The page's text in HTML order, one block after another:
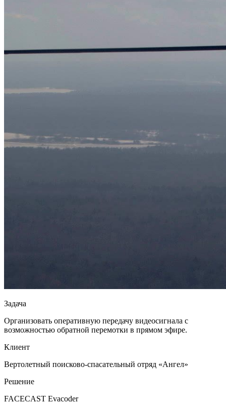
Задача
Организовать оперативную передачу видеосигнала с
возможностью обратной перемотки в прямом эфире.
Клиент
Вертолетный поисково-спасательный отряд «Ангел»
Решение
FACECAST Evacoder